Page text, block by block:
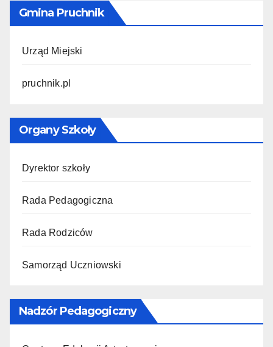
Gmina Pruchnik
Urząd Miejski
pruchnik.pl
Organy Szkoły
Dyrektor szkoły
Rada Pedagogiczna
Rada Rodziców
Samorząd Uczniowski
Nadzór Pedagogiczny